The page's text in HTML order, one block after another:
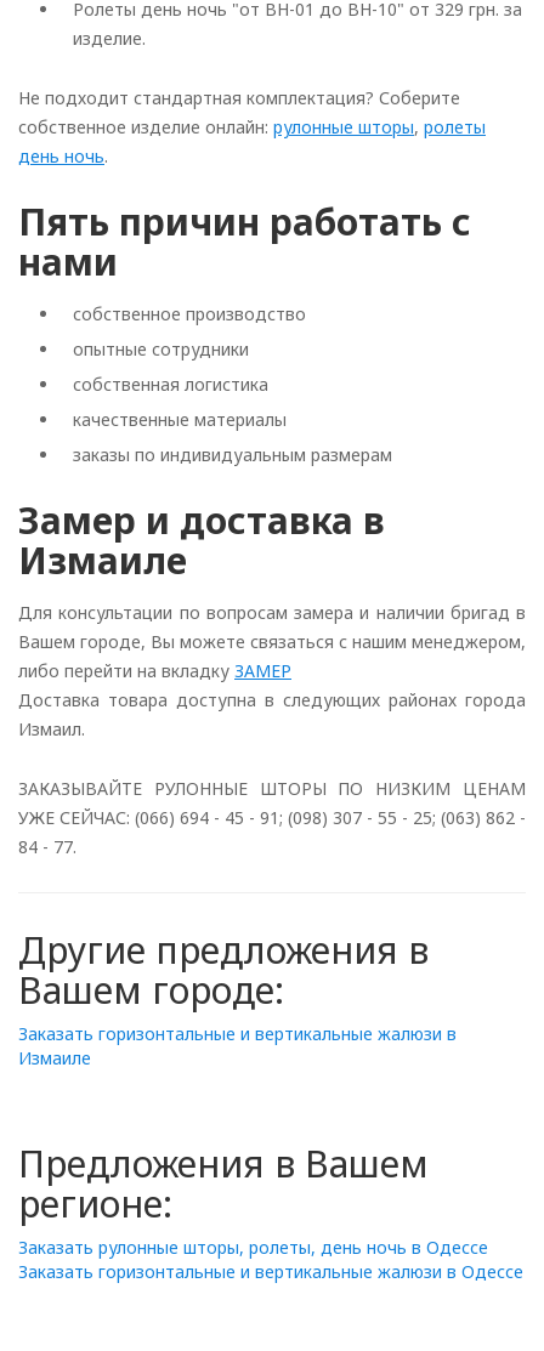
Ролеты день ночь "от BH-01 до BH-10" от 329 грн. за
изделие.
Не подходит стандартная комплектация? Соберите
собственное изделие онлайн: рулонные шторы, ролеты
день ночь.
Пять причин работать с
нами
собственное производство
опытные сотрудники
собственная логистика
качественные материалы
заказы по индивидуальным размерам
Замер и доставка в
Измаиле
Для консультации по вопросам замера и наличии бригад в
Вашем городе, Вы можете связаться с нашим менеджером,
либо перейти на вкладку ЗАМЕР
Доставка товара доступна в следующих районах города
Измаил.
ЗАКАЗЫВАЙТЕ РУЛОННЫЕ ШТОРЫ ПО НИЗКИМ ЦЕНАМ
УЖЕ СЕЙЧАС: (066) 694 - 45 - 91; (098) 307 - 55 - 25; (063) 862 -
84 - 77.
Другие предложения в
Вашем городе:
Заказать горизонтальные и вертикальные жалюзи в
Измаиле
Предложения в Вашем
регионе:
Заказать рулонные шторы, ролеты, день ночь в Одессе
Заказать горизонтальные и вертикальные жалюзи в Одессе